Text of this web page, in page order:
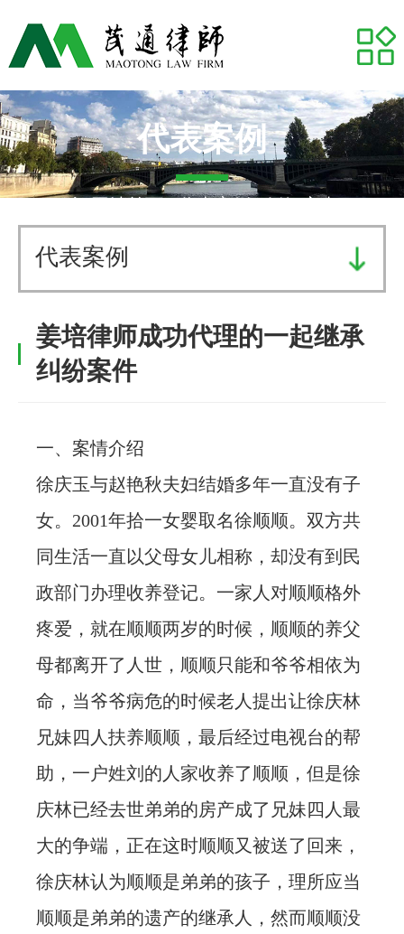
网站首页
专业领域
推荐律师
代表案例
业务研究
茂通动态
法治体检
联系我们
代表案例
代表案例
姜培律师成功代理的一起继承
纠纷案件
一、案情介绍
徐庆玉与赵艳秋夫妇结婚多年一直没有子
女。2001年拾一女婴取名徐顺顺。双方共
同生活一直以父母女儿相称，却没有到民
政部门办理收养登记。一家人对顺顺格外
疼爱，就在顺顺两岁的时候，顺顺的养父
母都离开了人世，顺顺只能和爷爷相依为
命，当爷爷病危的时候老人提出让徐庆林
兄妹四人扶养顺顺，最后经过电视台的帮
助，一户姓刘的人家收养了顺顺，但是徐
庆林已经去世弟弟的房产成了兄妹四人最
大的争端，正在这时顺顺又被送了回来，
徐庆林认为顺顺是弟弟的孩子，理所应当
顺顺是弟弟的遗产的继承人，然而顺顺没